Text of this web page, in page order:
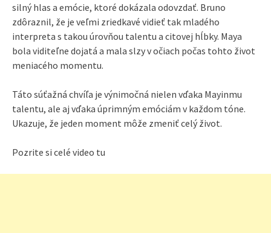
silný hlas a emócie, ktoré dokázala odovzdať. Bruno
zdôraznil, že je veľmi zriedkavé vidieť tak mladého
interpreta s takou úrovňou talentu a citovej hĺbky. Maya
bola viditeľne dojatá a mala slzy v očiach počas tohto život
meniacého momentu.
Táto súťažná chvíľa je výnimočná nielen vďaka Mayinmu
talentu, ale aj vďaka úprimným emóciám v každom tóne.
Ukazuje, že jeden moment môže zmeniť celý život.
Pozrite si celé video tu